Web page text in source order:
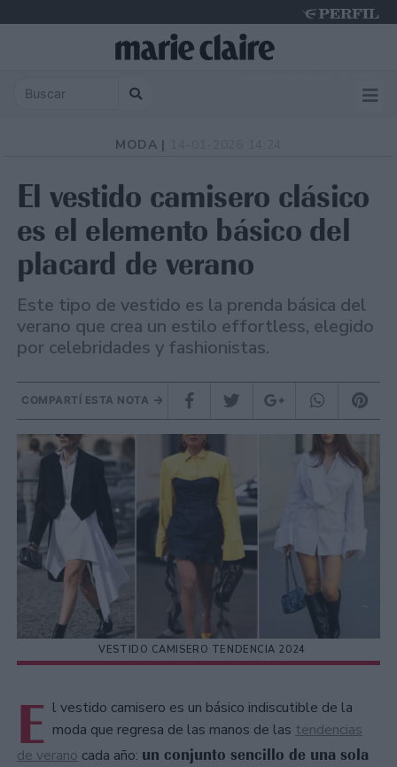
MODA |
El vestido camisero clásico
es el elemento básico del
placard de verano
Este tipo de vestido es la prenda básica del
verano que crea un estilo effortless, elegido
por celebridades y fashionistas.
COMPARTÍ ESTA NOTA
VESTIDO CAMISERO TENDENCIA 2024
E l vestido camisero es un básico indiscutible de la
moda que regresa de las manos de las tendencias
de verano cada año: un conjunto sencillo de una sola